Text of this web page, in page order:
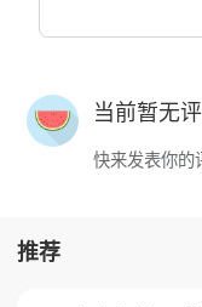
当前暂无
快来发表你的
推荐